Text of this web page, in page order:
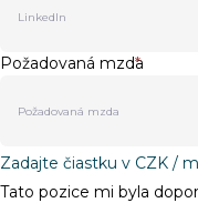
Požadovaná mzda
*
Zadajte čiastku v CZK /
Tato pozice mi byla